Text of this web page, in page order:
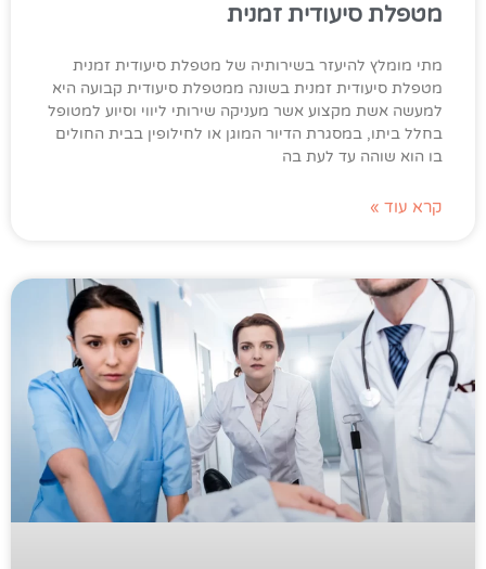
מטפלת סיעודית זמנית
מתי מומלץ להיעזר בשירותיה של מטפלת סיעודית זמנית
מטפלת סיעודית זמנית בשונה ממטפלת סיעודית קבועה היא
למעשה אשת מקצוע אשר מעניקה שירותי ליווי וסיוע למטופל
בחלל ביתו, במסגרת הדיור המוגן או לחילופין בבית החולים
בו הוא שוהה עד לעת בה
קרא עוד »